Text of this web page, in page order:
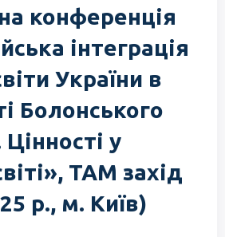
конференція
інтеграція
України в
Болонського
у
TAM захід
р., м. Київ)